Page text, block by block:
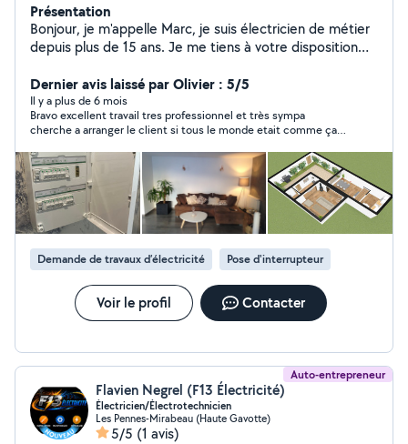
Présentation
Bonjour, je m'appelle Marc, je suis électricien de métier
depuis plus de 15 ans. Je me tiens à votre disposition
Informatique, Box TV, Téléphonie, Aménagement
intérieur N'hésitez pas a me contacter pour toute
demande.
Dernier avis laissé par Olivier : 5/5
Il y a plus de 6 mois
Bravo excellent travail tres professionnel et très sympa
cherche a arranger le client si tous le monde etait comme ça
appel à Marc
Demande de travaux d’électricité Pose d'interrupteur
Voir le profil Contacter
Auto-entrepreneur
Flavien Negrel (F13 Électricité)
Électricien/Électrotechnicien
Les Pennes-Mirabeau (Haute Gavotte)
5/5 (1 avis)